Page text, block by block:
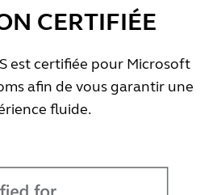
CERTIFIÉE
est certifiée pour Microsoft
afin de vous garantir une
fluide.